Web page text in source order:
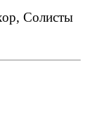
Солисты